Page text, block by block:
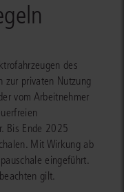
des
zur privaten Nutzung
vom Arbeitnehmer
Bis Ende 2025
Mit Wirkung ab
eingeführt.
gilt.